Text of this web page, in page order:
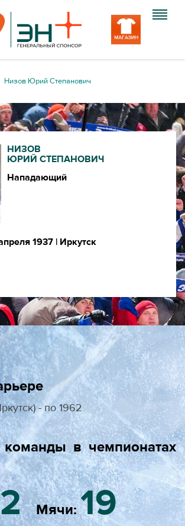
Низов Юрий Степанович
НИЗОВ
ЮРИЙ СТЕПАНОВИЧ
Нападающий
1937 | Иркутск
- по 1962
команды в чемпионатах
Мячи:19